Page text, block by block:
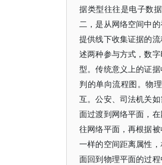
据类型往往是电子数
二，是从网络空间中
提供线下收集证据的
述两种参与方式，数
型。传统意义上的证
判的单向流程图。物
互。公安、司法机关
面过渡到网络平面，
往网络平面，再根据
一样的空间距离属性
面回到物理平面的过